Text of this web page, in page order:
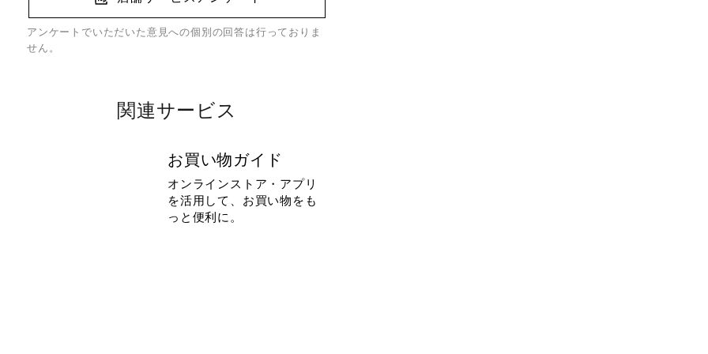
アンケートでいただいた意見への個別の回答は行っておりま
せん。
関連サービス
お買い物ガイド
オンラインストア・アプリ
を活用して、お買い物をも
っと便利に。